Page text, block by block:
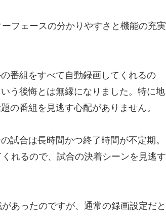
フェースの分かりやすさと機能の充実
番組をすべて自動録画してくれるの
う後悔とは無縁になりました。特に地
の番組を見逃す心配がありません。
試合は長時間かつ終了時間が不定期。
れるので、試合の決着シーンを見逃す
あったのですが、通常の録画設定だと